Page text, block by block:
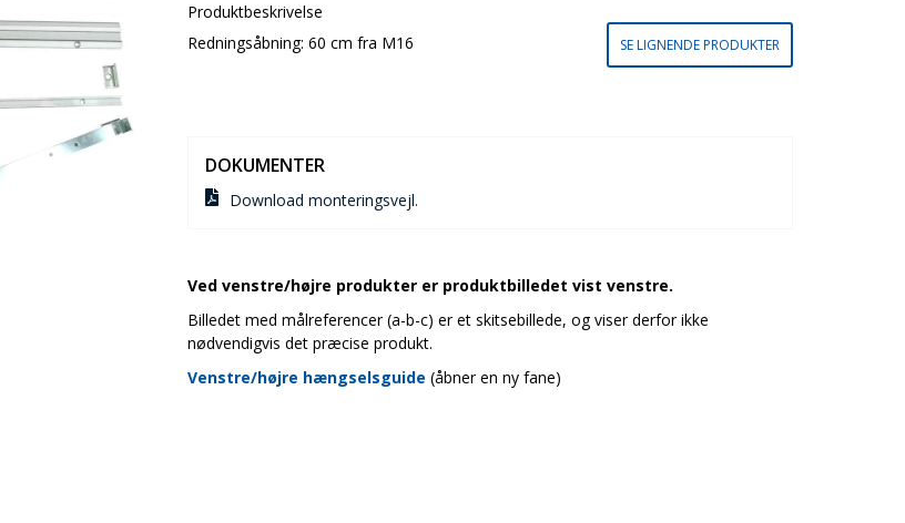
Produktbeskrivelse
Redningsåbning: 60 cm fra M16
SE LIGNENDE PRODUKTER
DOKUMENTER
Download monteringsvejl.
Ved venstre/højre produkter er produktbilledet vist venstre.
Billedet med målreferencer (a-b-c) er et skitsebillede, og viser derfor ikke
nødvendigvis det præcise produkt.
Venstre/højre hængselsguide (åbner en ny fane)